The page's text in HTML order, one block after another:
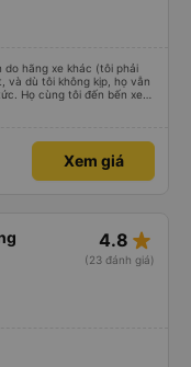
do hãng xe khác (tôi phải
và dù tôi không kịp, họ vẫn
Họ cùng tôi đến bến xe
Xem giá
4.8 star_rate
(23 đánh giá)